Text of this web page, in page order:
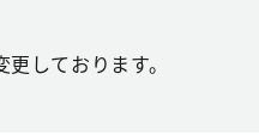
しております。